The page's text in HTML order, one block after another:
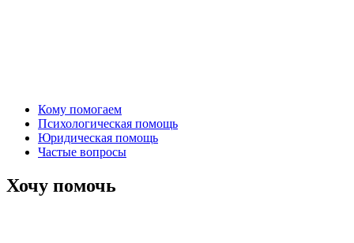
Кому помогаем
Психологическая помощь
Юридическая помощь
Частые вопросы
Хочу помочь